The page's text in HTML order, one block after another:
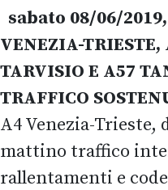
sabato 08/06/
VENEZIA-
TARVISIO E A57
TRAFFICO
A4 Venezia-Trieste,
mattino traffico
rallentamenti e